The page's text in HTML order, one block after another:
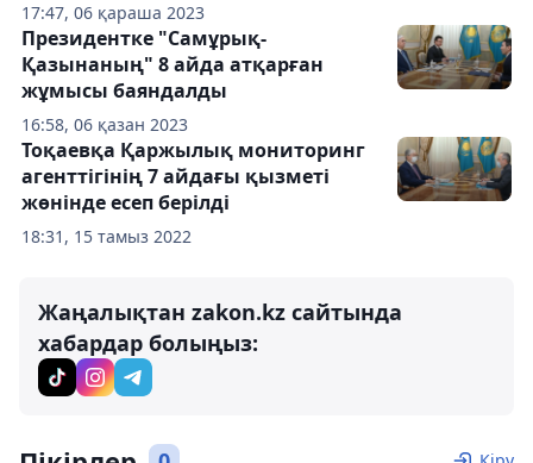
17:47, 06 қараша 2023
16:58, 06 қазан 2023
Президентке "Самұрық-
Қазынаның" 8 айда атқарған
жұмысы баяндалды
18:31, 15 тамыз 2022
Тоқаевқа Қаржылық мониторинг
агенттігінің 7 айдағы қызметі
жөнінде есеп берілді
Жаңалықтан zakon.kz сайтында
хабардар болыңыз: